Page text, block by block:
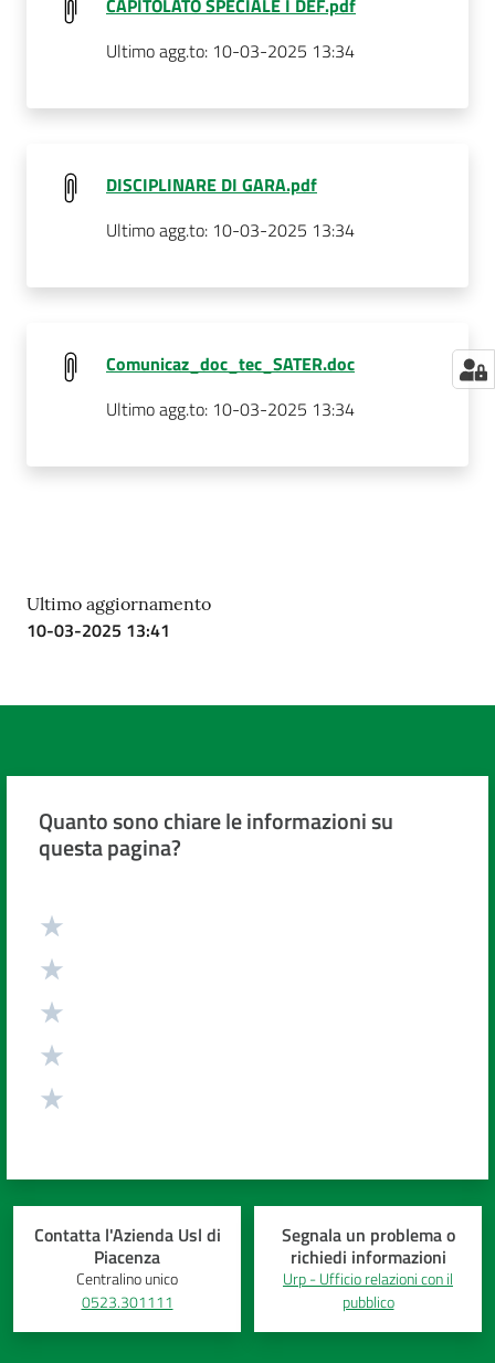
CAPITOLATO SPECIALE I DEF.pdf
Ultimo agg.to: 10-03-2025 13:34
DISCIPLINARE DI GARA.pdf
Ultimo agg.to: 10-03-2025 13:34
Comunicaz_doc_tec_SATER.doc
Ultimo agg.to: 10-03-2025 13:34
Ultimo aggiornamento
10-03-2025 13:41
Quanto sono chiare le informazioni su
questa pagina?
Contatta l'Azienda Usl di
Piacenza
Centralino unico
0523.301111
Segnala un problema o
richiedi informazioni
Urp - Ufficio relazioni con il
pubblico